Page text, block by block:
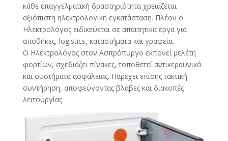
κάθε επαγγελματική δραστηριότητα χρειάζεται
αξιόπιστη ηλεκτρολογική εγκατάσταση. Πλέον ο
Ηλεκτρολόγος ειδικεύεται σε απαιτητικά έργα για
αποθήκες, logistics, καταστήματα και γραφεία.
Ο Ηλεκτρολόγος στον Ασπρόπυργο εκπονεί μελέτη
φορτίων, σχεδιάζει πίνακες, τοποθετεί αντικεραυνικά
και συστήματα ασφάλειας. Παρέχει επίσης τακτική
συντήρηση, αποφεύγοντας βλάβες και διακοπές
λειτουργίας.